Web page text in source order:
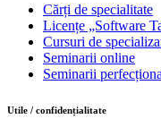
Cărți de specialitate
Licențe „Software
Cursuri de
Seminarii online
Seminarii
Utile / confidențialitate